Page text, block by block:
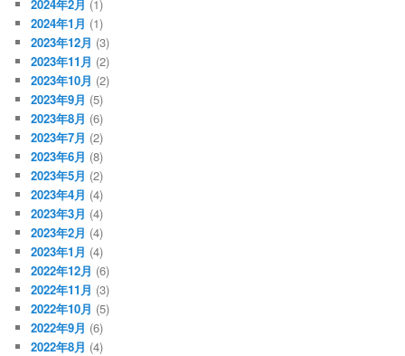
2024年2月 (1)
2024年1月 (1)
2023年12月 (3)
2023年11月 (2)
2023年10月 (2)
2023年9月 (5)
2023年8月 (6)
2023年7月 (2)
2023年6月 (8)
2023年5月 (2)
2023年4月 (4)
2023年3月 (4)
2023年2月 (4)
2023年1月 (4)
2022年12月 (6)
2022年11月 (3)
2022年10月 (5)
2022年9月 (6)
2022年8月 (4)